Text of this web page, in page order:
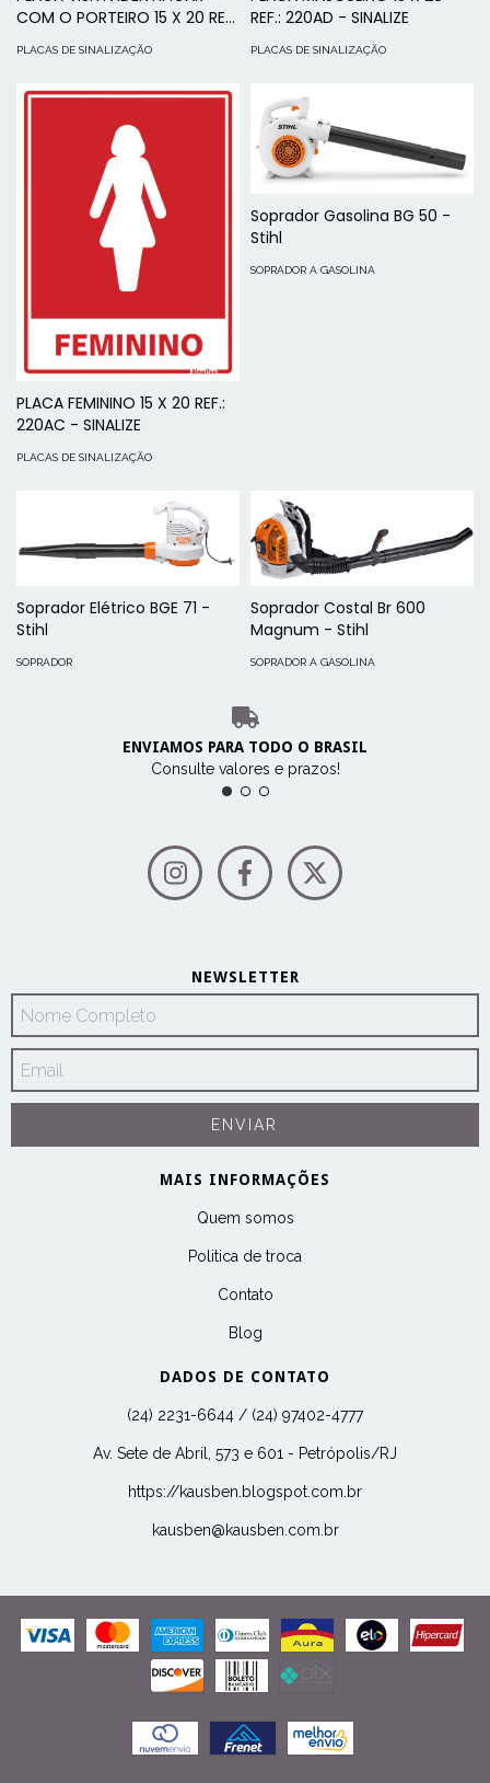
COM O PORTEIRO 15 X 20 REF.:
220BM - SINALIZE
PLACAS DE SINALIZAÇÃO
REF.: 220AD - SINALIZE
PLACAS DE SINALIZAÇÃO
PLACA FEMININO 15 X 20 REF.:
220AC - SINALIZE
PLACAS DE SINALIZAÇÃO
Soprador Gasolina BG 50 -
Stihl
SOPRADOR A GASOLINA
Soprador Elétrico BGE 71 -
Stihl
SOPRADOR
Soprador Costal Br 600
Magnum - Stihl
SOPRADOR A GASOLINA
ENVIAMOS PARA TODO O BRASIL
Consulte valores e prazos!
NEWSLETTER
MAIS INFORMAÇÕES
Quem somos
Politica de troca
Contato
Blog
DADOS DE CONTATO
(24) 2231-6644 / (24) 97402-4777
Av. Sete de Abril, 573 e 601 - Petrópolis/RJ
https://kausben.blogspot.com.br
kausben@kausben.com.br